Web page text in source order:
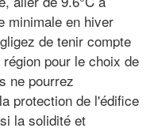
minimale en hiver
de tenir compte
pour le choix de
ne pourrez
protection de l'édifice
la solidité et